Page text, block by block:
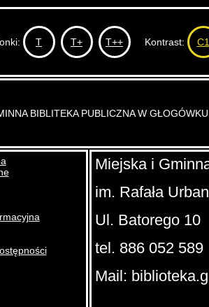
T T+ T++ Kontrast: C1
BIBLITEKA PUBLICZNA W GŁOGÓWKU
Miejska i
im. Rafała
Ul. Batorego 10
tel. 886 052 589
Mail: